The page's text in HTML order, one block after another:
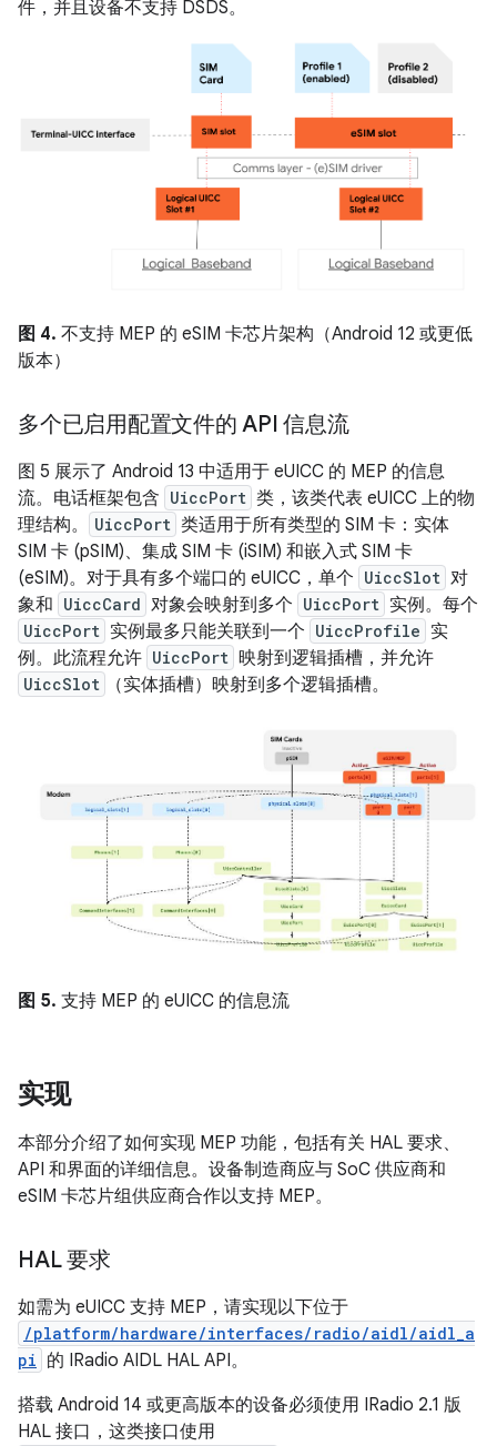
件，并且设备不支持 DSDS。
图 4. 不支持 MEP 的 eSIM 卡芯片架构（Android 12 或更低
版本）
多个已启用配置文件的 API 信息流
图 5 展示了 Android 13 中适用于 eUICC 的 MEP 的信息
流。电话框架包含 UiccPort 类，该类代表 eUICC 上的物
理结构。
UiccPort 类适用于所有类型的 SIM 卡：实体
SIM 卡 (pSIM)、集成 SIM 卡 (iSIM) 和嵌入式 SIM 卡
(eSIM)。对于具有多个端口的 eUICC，单个 UiccSlot 对
象和 UiccCard 对象会映射到多个 UiccPort 实例。每个
UiccPort 实例最多只能关联到一个 UiccProfile 实
例。此流程允许 UiccPort 映射到逻辑插槽，并允许
UiccSlot （实体插槽）映射到多个逻辑插槽。
图 5. 支持 MEP 的 eUICC 的信息流
实现
本部分介绍了如何实现 MEP 功能，包括有关 HAL 要求、
API 和界面的详细信息。设备制造商应与 SoC 供应商和
eSIM 卡芯片组供应商合作以支持 MEP。
HAL 要求
如需为 eUICC 支持 MEP，请实现以下位于
/platform/hardware/interfaces/radio/aidl/aidl_a
pi 的 IRadio AIDL HAL API。
搭载 Android 14 或更高版本的设备必须使用 IRadio 2.1 版
HAL 接口，这类接口使用